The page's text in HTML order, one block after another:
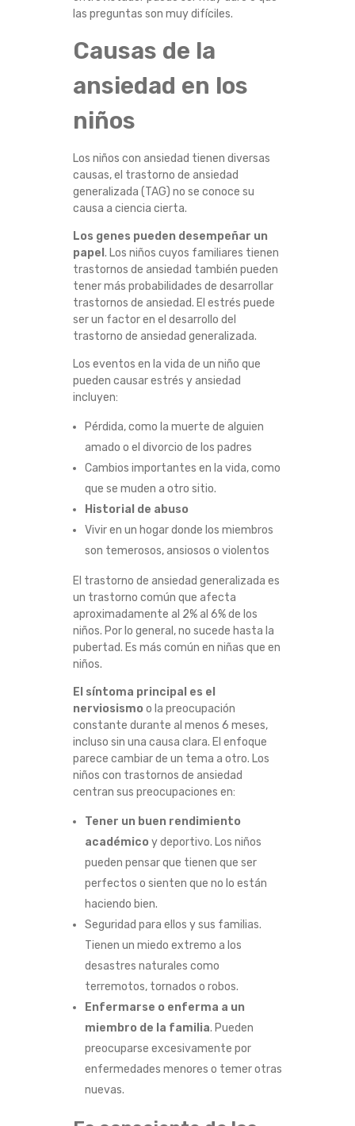
las preguntas son muy difíciles.
Causas de la
ansiedad en los
niños
Los niños con ansiedad tienen diversas
causas, el trastorno de ansiedad
generalizada (TAG) no se conoce su
causa a ciencia cierta.
Los genes pueden desempeñar un
papel . Los niños cuyos familiares tienen
trastornos de ansiedad también pueden
tener más probabilidades de desarrollar
trastornos de ansiedad. El estrés puede
ser un factor en el desarrollo del
trastorno de ansiedad generalizada.
Los eventos en la vida de un niño que
pueden causar estrés y ansiedad
incluyen:
Pérdida, como la muerte de alguien
amado o el divorcio de los padres
Cambios importantes en la vida, como
que se muden a otro sitio.
H istorial de abuso
Vivir en un hogar donde los miembros
son temerosos, ansiosos o violentos
El trastorno de ansiedad generalizada es
un trastorno común que afecta
aproximadamente al 2% al 6% de los
niños. Por lo general, no sucede hasta la
pubertad. Es más común en niñas que en
niños.
El síntoma principal es el
nerviosismo o la preocupación
constante durante al menos 6 meses,
incluso sin una causa clara. El enfoque
parece cambiar de un tema a otro. Los
niños con trastornos de ansiedad
centran sus preocupaciones en:
Tener un buen rendimiento
académico y deportivo. Los niños
pueden pensar que tienen que ser
perfectos o sienten que no lo están
haciendo bien.
Seguridad para ellos y sus familias.
Tienen un miedo extremo a los
desastres naturales como
terremotos, tornados o robos.
Enfermarse o enferma a un
miembro de la familia. Pueden
preocuparse excesivamente por
enfermedades menores o temer otras
nuevas.